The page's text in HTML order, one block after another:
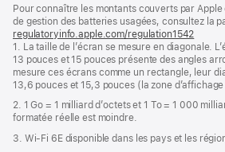
de
page
de
bas
de
page
Pour connaître les montants couverts par
de gestion des batteries usagées, consultez la
regulatoryinfo.apple.com/regulation1542
dans
une
1. La taille de l’écran se mesure en diagonale.
13 pouces et 15 pouces présente des angles
mesure ces écrans comme un rectangle, leur
13,6 pouces et 15,3 pouces (la zone
2. 1 Go = 1 milliard d’octets et 1 To = 1 000
formatée réelle est moindre.
3. Wi-Fi 6E disponible dans les pays et les